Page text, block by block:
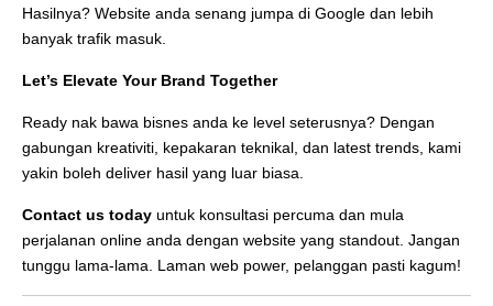
Hasilnya? Website anda senang jumpa di Google dan lebih
banyak trafik masuk.
Let’s Elevate Your Brand Together
Ready nak bawa bisnes anda ke level seterusnya? Dengan
gabungan kreativiti, kepakaran teknikal, dan latest trends, kami
yakin boleh deliver hasil yang luar biasa.
Contact us today untuk konsultasi percuma dan mula
perjalanan online anda dengan website yang standout. Jangan
tunggu lama-lama. Laman web power, pelanggan pasti kagum!